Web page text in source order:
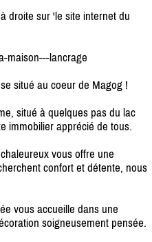
droite sur 'le site internet du
maison---lancrage
situé au coeur de Magog !
situé à quelques pas du lac
immobilier apprécié de tous.
vous offre une
confort et détente, nous
vous accueille dans une
soigneusement pensée.